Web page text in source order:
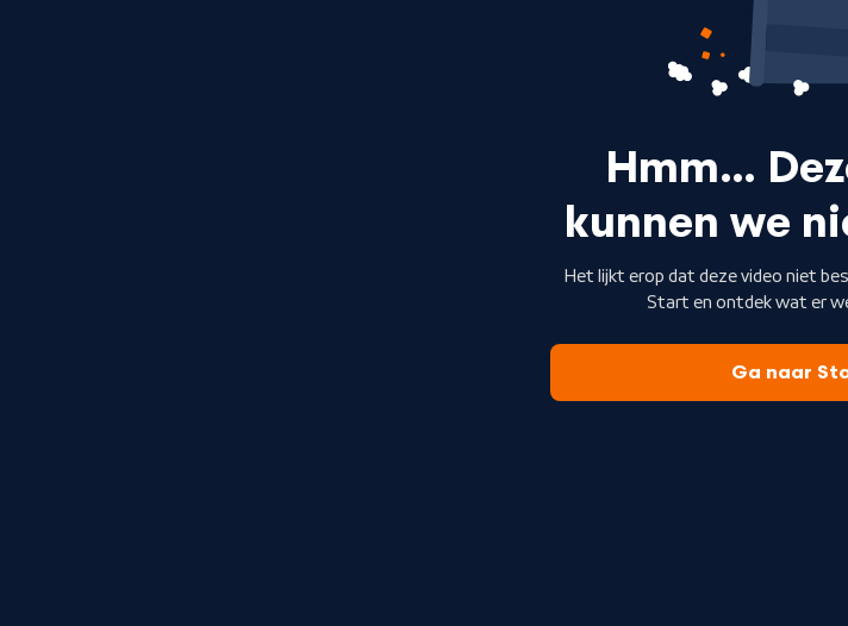
Hmm…
kunnen we
Het lijkt erop dat deze video niet
Start en ontdek wat er
Ga naar